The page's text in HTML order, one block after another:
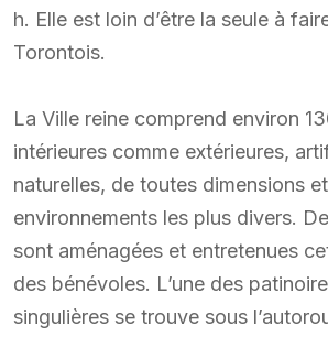
h. Elle est loin d’être la seule à
Torontois.
La Ville reine comprend environ
intérieures comme extérieures,
naturelles, de toutes dimensions
environnements les plus divers.
sont aménagées et entretenues
des bénévoles. L’une des
singulières se trouve sous